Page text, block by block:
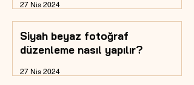
27 Nis 2024
Siyah beyaz fotoğraf
düzenleme nasıl yapılır?
27 Nis 2024